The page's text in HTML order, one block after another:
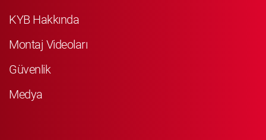
KYB Hakkında
Montaj Videoları
Güvenlik
Medya